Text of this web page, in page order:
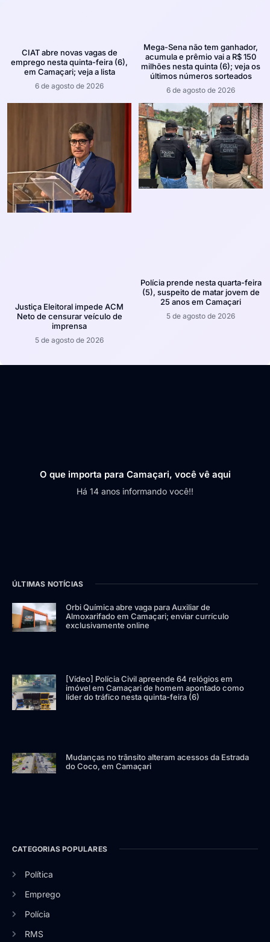
CIAT abre novas vagas de
emprego nesta quinta-feira (6),
em Camaçari; veja a lista
6 de agosto de 2026
Mega-Sena não tem ganhador,
acumula e prêmio vai a R$ 150
milhões nesta quinta (6); veja os
últimos números sorteados
6 de agosto de 2026
Justiça Eleitoral impede ACM
Neto de censurar veículo de
imprensa
5 de agosto de 2026
Polícia prende nesta quarta-feira
(5), suspeito de matar jovem de
25 anos em Camaçari
5 de agosto de 2026
O que importa para Camaçari, você vê aqui
Há 14 anos informando você!!
ÚLTIMAS NOTÍCIAS
Orbi Química abre vaga para Auxiliar de
Almoxarifado em Camaçari; enviar currículo
exclusivamente online
[Vídeo] Polícia Civil apreende 64 relógios em
imóvel em Camaçari de homem apontado como
líder do tráfico nesta quinta-feira (6)
Mudanças no trânsito alteram acessos da Estrada
do Coco, em Camaçari
CATEGORIAS POPULARES
Política
Emprego
Polícia
RMS